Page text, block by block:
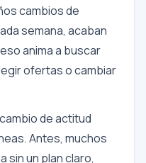
cambios de
semana, acaban
anima a buscar
ofertas o cambiar
de actitud
Antes, muchos
sin un plan claro,